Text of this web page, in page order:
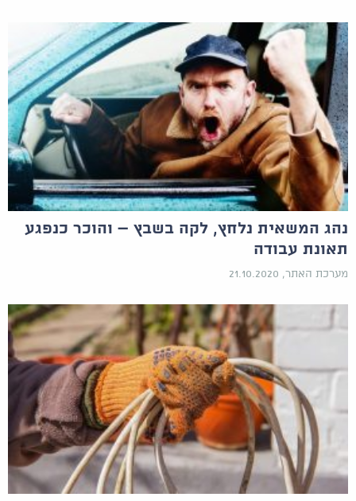
נהג המשאית נלחץ, לקה בשבץ – והוכר כנפגע
תאונת עבודה
מערכת האתר, 21.10.2020